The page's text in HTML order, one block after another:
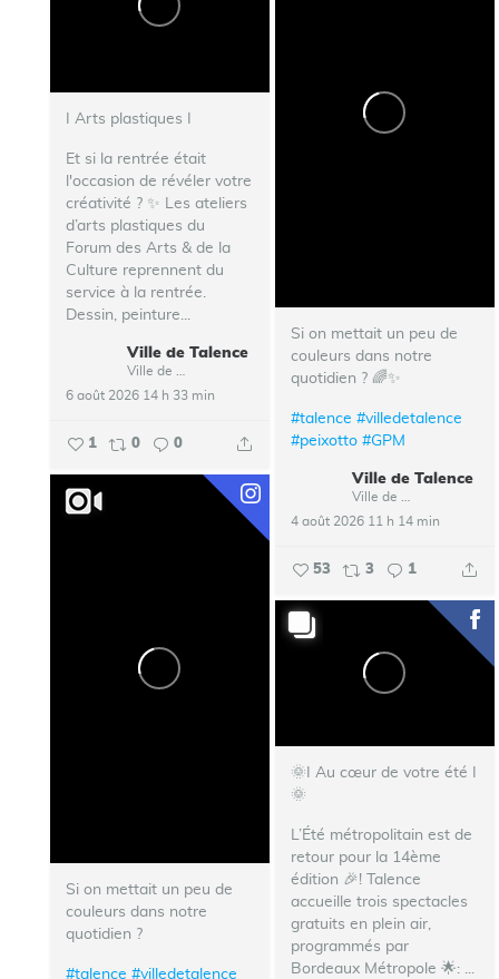
I Arts plastiques I
Et si la rentrée était
l'occasion de révéler votre
créativité ? ✨ Les ateliers
d’arts plastiques du
Forum des Arts & de la
Culture reprennent du
service à la rentrée.
Dessin, peinture...
Ville de Talence
6 août 2026 14 h 33 min
1 0 0
Si on mettait un peu de
couleurs dans notre
quotidien ? 🌈✨
#talence #villedetalence
#peixotto #GPM
Ville de Talence
4 août 2026 11 h 14 min
53 3 1
Si on mettait un peu de
couleurs dans notre
quotidien ?
#talence #villedetalence
🌞I Au cœur de votre été I
🌞
L’Été métropolitain est de
retour pour la 14ème
édition 🎉! Talence
accueille trois spectacles
gratuits en plein air,
programmés par
Bordeaux Métropole 🌟: